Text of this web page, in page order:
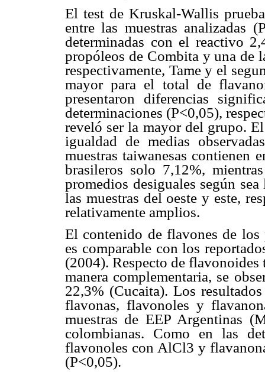
El test de Kruskal-Wallis
entre las muestras analizadas
determinadas con el reactivo
propóleos de Combita y una de
respectivamente, Tame y el
mayor para el total de
presentaron diferencias
determinaciones (P<0,05),
reveló ser la mayor del grupo.
igualdad de medias
muestras taiwanesas contienen
brasileros solo 7,12%,
promedios desiguales según
las muestras del oeste y este,
relativamente amplios.
El contenido de flavones de los
es comparable con los
(2004). Respecto de flavonoides
manera complementaria, se
22,3% (Cucaita). Los
flavonas, flavonoles y
muestras de EEP Argentinas
colombianas. Como en las
flavonoles con AlCl3 y
(P<0,05).